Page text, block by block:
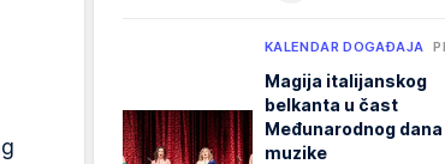
KALENDAR DOGAĐAJA
Magija italijanskog
belkanta u čast
Međunarodnog dana
muzike